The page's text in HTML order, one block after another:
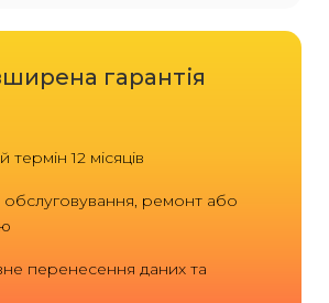
гарантія
термін 12 місяців
обслуговування, ремонт або
перенесення даних та